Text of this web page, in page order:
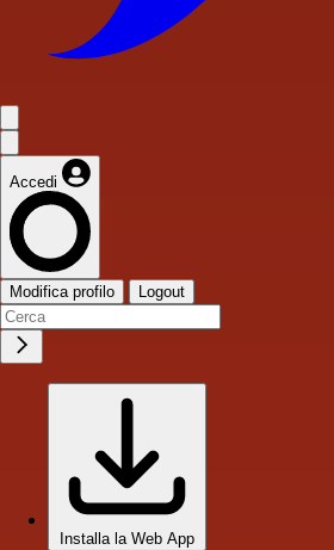
Accedi
Modifica profilo Logout
Installa la Web App